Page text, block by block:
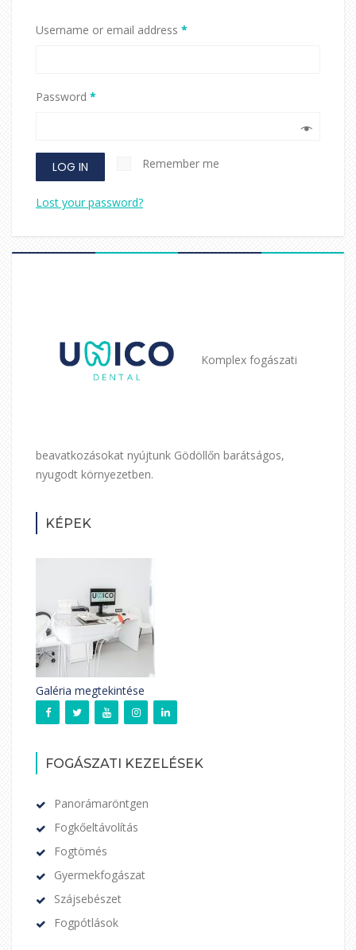
Username or email address *
Password *
Remember me
LOG IN
Lost your password?
Komplex fogászati
beavatkozásokat nyújtunk Gödöllőn barátságos,
nyugodt környezetben.
KÉPEK
Galéria megtekintése
FOGÁSZATI KEZELÉSEK
Panorámaröntgen
Fogkőeltávolítás
Fogtömés
Gyermekfogászat
Szájsebészet
Fogpótlások